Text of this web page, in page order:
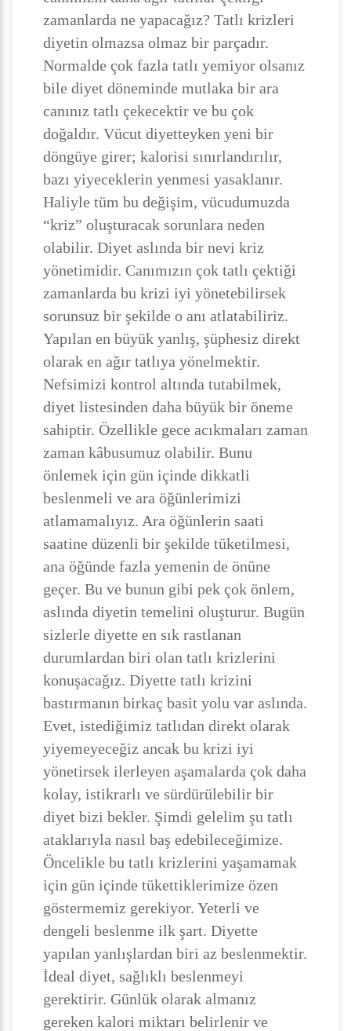
zamanlarda ne yapacağız? Tatlı krizleri
diyetin olmazsa olmaz bir parçadır.
Normalde çok fazla tatlı yemiyor olsanız
bile diyet döneminde mutlaka bir ara
canınız tatlı çekecektir ve bu çok
doğaldır. Vücut diyetteyken yeni bir
döngüye girer; kalorisi sınırlandırılır,
bazı yiyeceklerin yenmesi yasaklanır.
Haliyle tüm bu değişim, vücudumuzda
“kriz” oluşturacak sorunlara neden
olabilir. Diyet aslında bir nevi kriz
yönetimidir. Canımızın çok tatlı çektiği
zamanlarda bu krizi iyi yönetebilirsek
sorunsuz bir şekilde o anı atlatabiliriz.
Yapılan en büyük yanlış, şüphesiz direkt
olarak en ağır tatlıya yönelmektir.
Nefsimizi kontrol altında tutabilmek,
diyet listesinden daha büyük bir öneme
sahiptir. Özellikle gece acıkmaları zaman
zaman kâbusumuz olabilir. Bunu
önlemek için gün içinde dikkatli
beslenmeli ve ara öğünlerimizi
atlamamalıyız. Ara öğünlerin saati
saatine düzenli bir şekilde tüketilmesi,
ana öğünde fazla yemenin de önüne
geçer. Bu ve bunun gibi pek çok önlem,
aslında diyetin temelini oluşturur. Bugün
sizlerle diyette en sık rastlanan
durumlardan biri olan tatlı krizlerini
konuşacağız. Diyette tatlı krizini
bastırmanın birkaç basit yolu var aslında.
Evet, istediğimiz tatlıdan direkt olarak
yiyemeyeceğiz ancak bu krizi iyi
yönetirsek ilerleyen aşamalarda çok daha
kolay, istikrarlı ve sürdürülebilir bir
diyet bizi bekler. Şimdi gelelim şu tatlı
ataklarıyla nasıl baş edebileceğimize.
Öncelikle bu tatlı krizlerini yaşamamak
için gün içinde tükettiklerimize özen
göstermemiz gerekiyor. Yeterli ve
dengeli beslenme ilk şart. Diyette
yapılan yanlışlardan biri az beslenmektir.
İdeal diyet, sağlıklı beslenmeyi
gerektirir. Günlük olarak almanız
gereken kalori miktarı belirlenir ve